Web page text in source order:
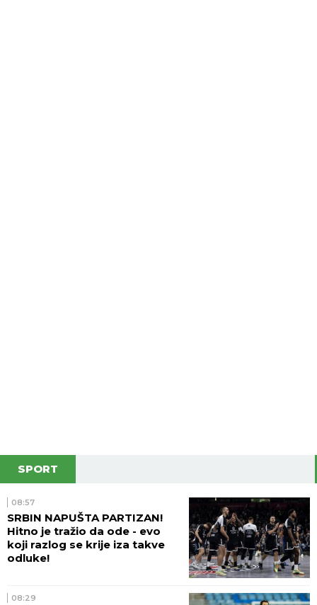
SPORT
08:57
SRBIN NAPUŠTA PARTIZAN!
Hitno je tražio da ode - evo
koji razlog se krije iza takve
odluke!
08:29